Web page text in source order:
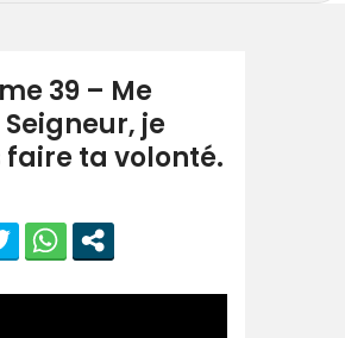
Nous aider
39 – Me
je
faire ta volonté.